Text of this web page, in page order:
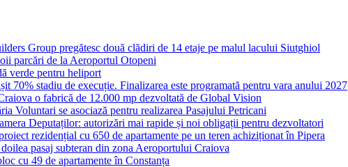
Group pregătesc două clădiri de 14 etaje pe malul lacului Siutghiol
parcări de la Aeroportul Otopeni
verde pentru heliport
70% stadiu de execuție. Finalizarea este programată pentru vara anului 2027
o fabrică de 12.000 mp dezvoltată de Global Vision
Voluntari se asociază pentru realizarea Pasajului Petricani
Deputaților: autorizări mai rapide și noi obligații pentru dezvoltatori
rezidențial cu 650 de apartamente pe un teren achiziționat în Pipera
pasaj subteran din zona Aeroportului Craiova
cu 49 de apartamente în Constanța